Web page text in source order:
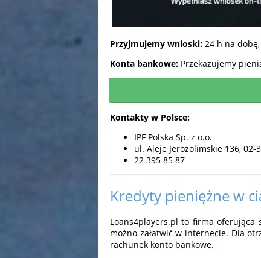
Przyjmujemy wnioski: 24 h na
Konta bankowe: Przekazujemy
Kontakty w Polsce:
IPF Polska Sp. z o.o.
ul. Aleje Jerozolimskie 136, 02-
22 395 85 87
Kredyty pieniężne w
Loans4players.pl to firma
możno załatwić w internecie. Dla
rachunek konto bankowe.